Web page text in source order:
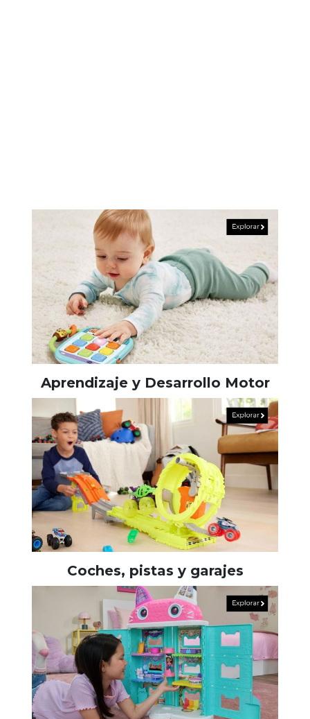
Aprendizaje y Desarrollo Motor
Coches, pistas y garajes